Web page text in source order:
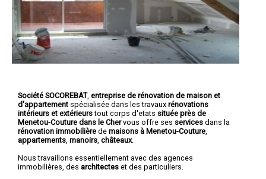
Société SOCOREBAT, entreprise de rénovation de maison et
d'appartement spécialisée dans les travaux rénovations
intérieurs et extérieurstout corps d'etats située près de
Menetou-Couture dans le Chervous offre ses services dans la
rénovation immobilière de maisons à Menetou-Couture
appartements manoirs châteaux.
Nous travaillons essentiellement avec des agences
immobilières, des architectes et des particuliers.